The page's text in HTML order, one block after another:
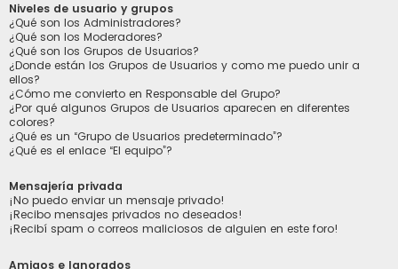
Niveles de usuario y grupos
¿Qué son los Administradores?
¿Qué son los Moderadores?
¿Qué son los Grupos de Usuarios?
¿Donde están los Grupos de Usuarios y como me puedo unir a
ellos?
¿Cómo me convierto en Responsable del Grupo?
¿Por qué algunos Grupos de Usuarios aparecen en diferentes
colores?
¿Qué es un “Grupo de Usuarios predeterminado”?
¿Qué es el enlace “El equipo”?
Mensajería privada
¡No puedo enviar un mensaje privado!
¡Recibo mensajes privados no deseados!
¡Recibí spam o correos maliciosos de alguien en este foro!
Amigos e Ignorados